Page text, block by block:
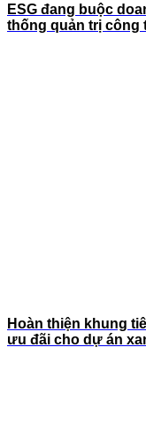
ESG đang buộc
thống quản trị công
Hoàn thiện khung
ưu đãi cho dự án